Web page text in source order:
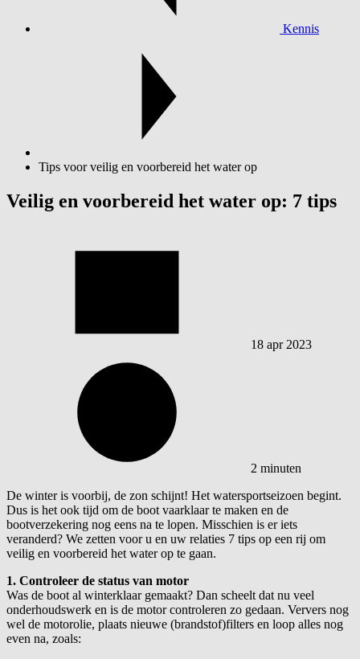
Kennis
Tips voor veilig en voorbereid het water op
Veilig en voorbereid het water op: 7 tips
18 apr 2023
2 minuten
De winter is voorbij, de zon schijnt! Het watersportseizoen begint.
Dus is het ook tijd om de boot vaarklaar te maken en de
bootverzekering nog eens na te lopen. Misschien is er iets
veranderd? We zetten voor u en uw relaties 7 tips op een rij om
veilig en voorbereid het water op te gaan.
1. Controleer de status van motor
Was de boot al winterklaar gemaakt? Dan scheelt dat nu veel
onderhoudswerk en is de motor controleren zo gedaan. Ververs nog
wel de motorolie, plaats nieuwe (brandstof)filters en loop alles nog
even na, zoals: